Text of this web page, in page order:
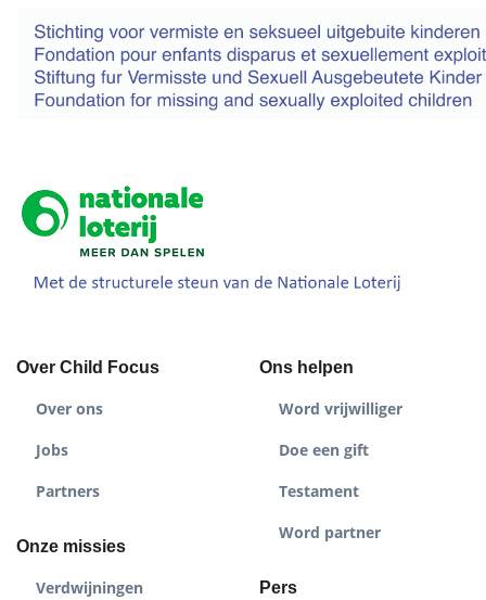
Over Child Focus
Over ons
Jobs
Partners
Onze missies
Verdwijningen
Ons helpen
Word vrijwilliger
Doe een gift
Testament
Word partner
Pers